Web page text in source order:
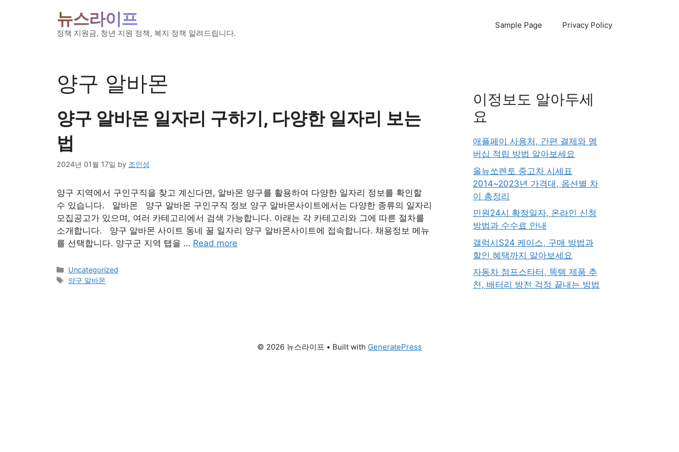
뉴스라이프
정책 지원금, 청년 지원 정책, 복지 정책 알려드립니다.
Sample Page Privacy Policy
양구 알바몬
양구 알바몬 일자리 구하기, 다양한 일자리 보는
법
2024년 01월 17일 by 조인성
양구 지역에서 구인구직을 찾고 계신다면, 알바몬 양구를 활용하여 다양한 일자리 정보를 확인할
수 있습니다. 알바몬 양구 알바몬 구인구직 정보 양구 알바몬사이트에서는 다양한 종류의 일자리
모집공고가 있으며, 여러 카테고리에서 검색 가능합니다. 아래는 각 카테고리와 그에 따른 절차를
소개합니다. 양구 알바몬 사이트 동네 꿀 일자리 양구 알바몬사이트에 접속합니다. 채용정보 메뉴
를 선택합니다. 양구군 지역 탭을 … Read more
Categories
Uncategorized
Tags
양구 알바몬
이정보도 알아두세
요
애플페이 사용처, 간편 결제와 멤
버십 적립 방법 알아보세요
올뉴쏘렌토 중고차 시세표
2014~2023년 가격대, 옵션별 차
이 총정리
민원24시 확정일자, 온라인 신청
방법과 수수료 안내
갤럭시S24 케이스, 구매 방법과
할인 혜택까지 알아보세요
자동차 점프스타터, 똑템 제품 추
천, 배터리 방전 걱정 끝내는 방법
© 2026 뉴스라이프 • Built with GeneratePress